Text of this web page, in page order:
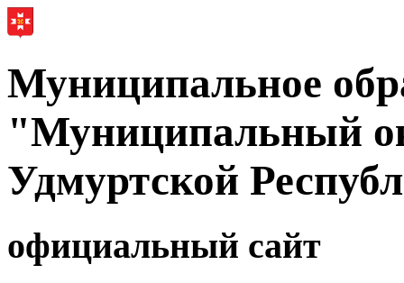
Муниципальное
"Муниципальный
Удмуртской
официальный сайт